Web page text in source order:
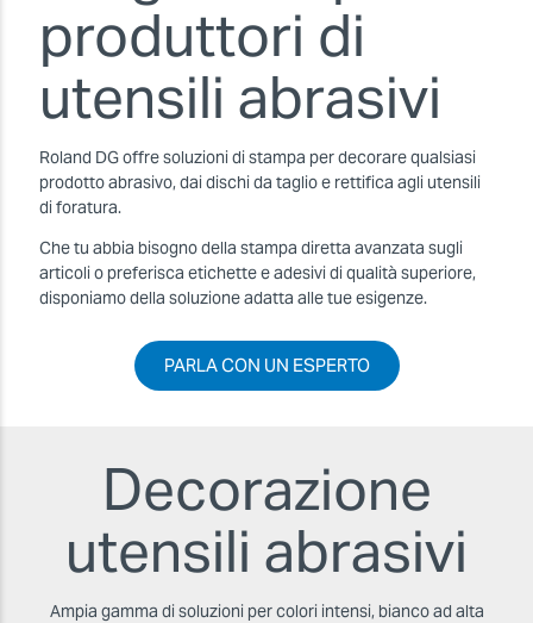
produttori di
utensili abrasivi
Roland DG offre soluzioni di stampa per decorare qualsiasi
prodotto abrasivo, dai dischi da taglio e rettifica agli utensili
di foratura.
Che tu abbia bisogno della stampa diretta avanzata sugli
articoli o preferisca etichette e adesivi di qualità superiore,
disponiamo della soluzione adatta alle tue esigenze.
PARLA CON UN ESPERTO
Decorazione
utensili abrasivi
Ampia gamma di soluzioni per colori intensi, bianco ad alta